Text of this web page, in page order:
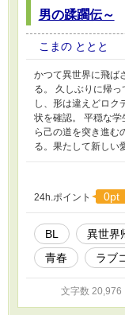
男の蹂躙伝～
こまの ととと
かつて異世界に飛ば
る。 久しぶりに帰
し、形は違えどロク
状を確認。 平穏な
ら己の道を突き進
る。果たして新しい
24h.ポイント 0pt
BL 異世界
青春
ラブ
文字数 20,976